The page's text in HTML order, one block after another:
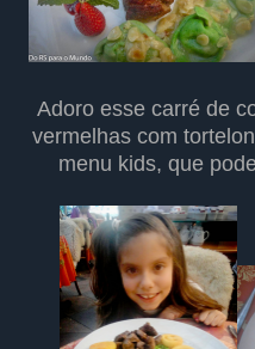
Adoro esse carré de
vermelhas com
menu kids, que